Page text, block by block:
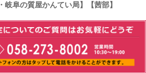
岐阜の質屋かんてい局】【茜部】